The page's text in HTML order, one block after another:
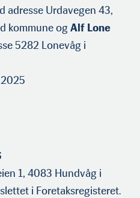
adresse Urdavegen 43,
kommune ogAlf Lone
5282 Lonevåg i
1, 4083 Hundvåg i
i Foretaksregisteret.